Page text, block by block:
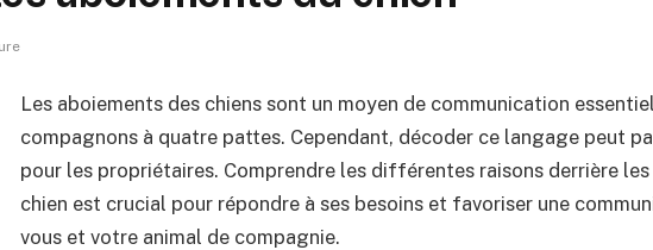
Les aboiements des chiens sont un moyen de communication
compagnons à quatre pattes. Cependant, décoder ce langage peut
pour les propriétaires. Comprendre les différentes raisons derrière
chien est crucial pour répondre à ses besoins et favoriser une
vous et votre animal de compagnie.